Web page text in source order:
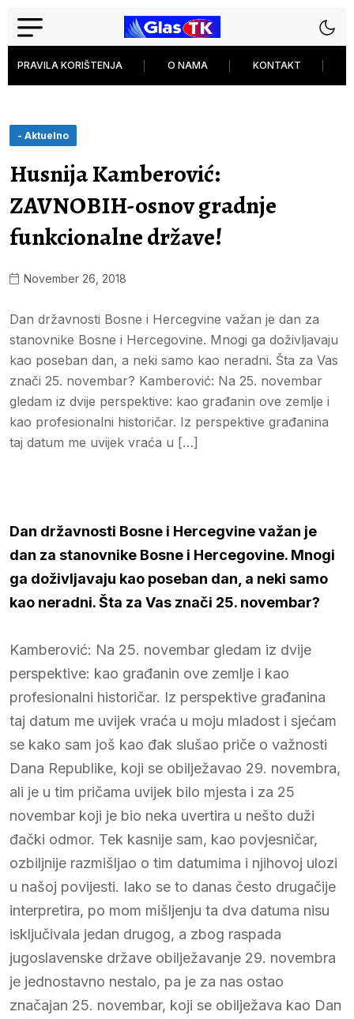
PRAVILA KORIŠTENJA O NAMA KONTAKT
- Aktuelno
Husnija Kamberović:
ZAVNOBIH-osnov gradnje
funkcionalne države!
November 26, 2018
Dan državnosti Bosne i Hercegvine važan je dan za
stanovnike Bosne i Hercegovine. Mnogi ga doživljavaju
kao poseban dan, a neki samo kao neradni. Šta za Vas
znači 25. novembar? Kamberović: Na 25. novembar
gledam iz dvije perspektive: kao građanin ove zemlje i
kao profesionalni historičar. Iz perspektive građanina
taj datum me uvijek vraća u […]
Dan državnosti Bosne i Hercegvine važan je
dan za stanovnike Bosne i Hercegovine. Mnogi
ga doživljavaju kao poseban dan, a neki samo
kao neradni. Šta za Vas znači 25. novembar?
Kamberović: Na 25. novembar gledam iz dvije
perspektive: kao građanin ove zemlje i kao
profesionalni historičar. Iz perspektive građanina
taj datum me uvijek vraća u moju mladost i sjećam
se kako sam još kao đak slušao priče o važnosti
Dana Republike, koji se obilježavao 29. novembra,
ali je u tim pričama uvijek bilo mjesta i za 25
novembar koji je bio neka uvertira u nešto duži
đački odmor. Tek kasnije sam, kao povjesničar,
ozbiljnije razmišljao o tim datumima i njihovoj ulozi
u našoj povijesti. Iako se to danas često drugačije
interpretira, po mom mišljenju ta dva datuma nisu
isključivala jedan drugog, a zbog raspada
jugoslavenske države obilježavanje 29. novembra
je jednostavno nestalo, pa je za nas ostao
značajan 25. novembar, koji se obilježava kao Dan